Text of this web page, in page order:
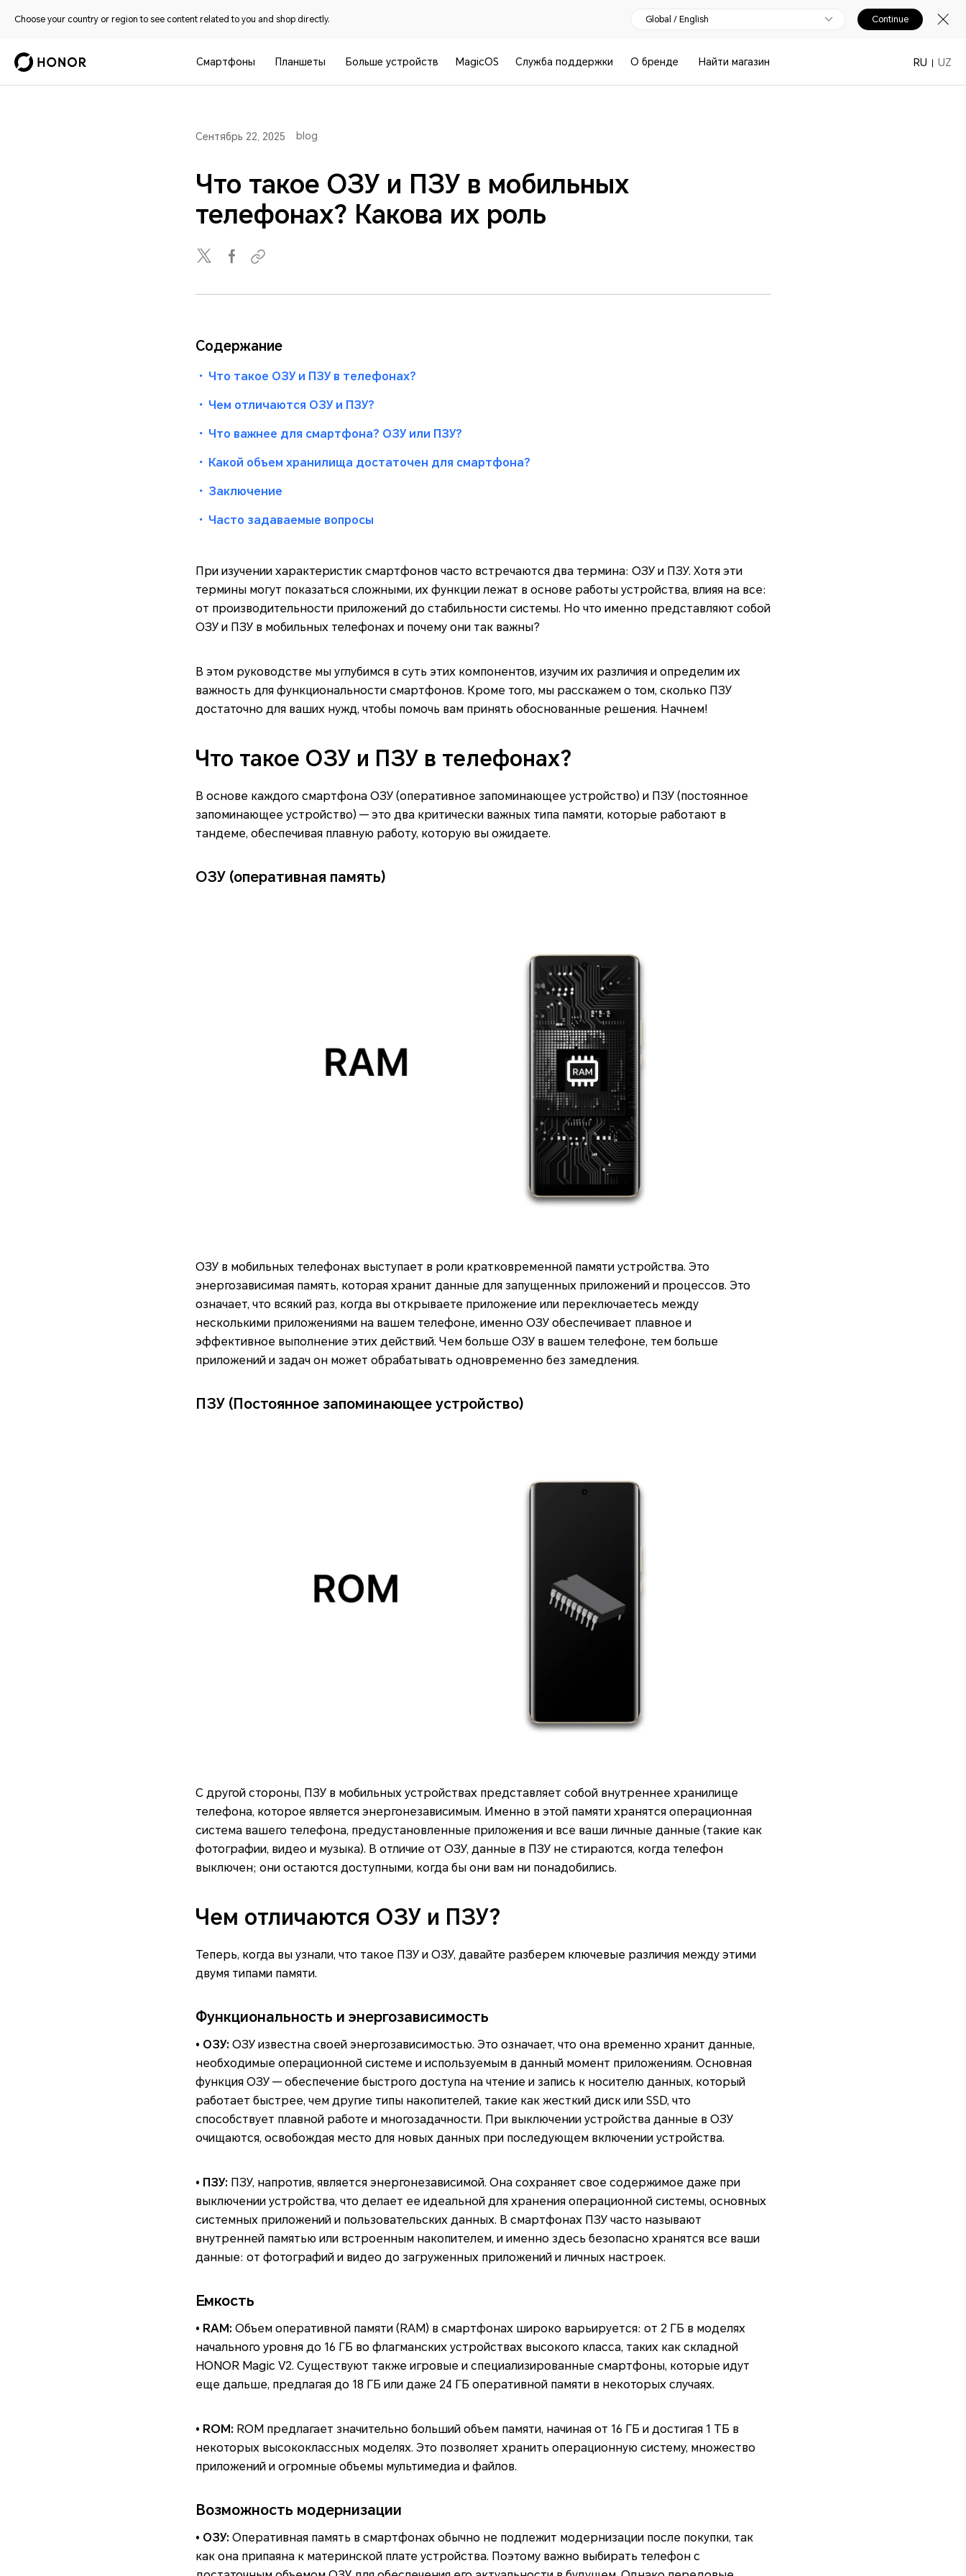
Choose your country or region to see content related to you and shop directly. Global / English Continue
Смартфоны Планшеты Больше устройств MagicOS Служба поддержки О бренде Найти магазин RU UZ
Сентябрь 22, 2025 blog
Что такое ОЗУ и ПЗУ в мобильных
телефонах? Какова их роль
Содержание
・ Что такое ОЗУ и ПЗУ в телефонах?
・ Чем отличаются ОЗУ и ПЗУ?
・ Что важнее для смартфона? ОЗУ или ПЗУ?
・ Какой объем хранилища достаточен для смартфона?
・ Заключение
・ Часто задаваемые вопросы
При изучении характеристик смартфонов часто встречаются два термина: ОЗУ и ПЗУ. Хотя эти
термины могут показаться сложными, их функции лежат в основе работы устройства, влияя на все:
от производительности приложений до стабильности системы. Но что именно представляют собой
ОЗУ и ПЗУ в мобильных телефонах и почему они так важны?
В этом руководстве мы углубимся в суть этих компонентов, изучим их различия и определим их
важность для функциональности смартфонов. Кроме того, мы расскажем о том, сколько ПЗУ
достаточно для ваших нужд, чтобы помочь вам принять обоснованные решения. Начнем!
Что такое ОЗУ и ПЗУ в телефонах?
В основе каждого смартфона ОЗУ (оперативное запоминающее устройство) и ПЗУ (постоянное
запоминающее устройство) — это два критически важных типа памяти, которые работают в
тандеме, обеспечивая плавную работу, которую вы ожидаете.
ОЗУ (оперативная память)
ОЗУ в мобильных телефонах выступает в роли кратковременной памяти устройства. Это
энергозависимая память, которая хранит данные для запущенных приложений и процессов. Это
означает, что всякий раз, когда вы открываете приложение или переключаетесь между
несколькими приложениями на вашем телефоне, именно ОЗУ обеспечивает плавное и
эффективное выполнение этих действий. Чем больше ОЗУ в вашем телефоне, тем больше
приложений и задач он может обрабатывать одновременно без замедления.
ПЗУ (Постоянное запоминающее устройство)
С другой стороны, ПЗУ в мобильных устройствах представляет собой внутреннее хранилище
телефона, которое является энергонезависимым. Именно в этой памяти хранятся операционная
система вашего телефона, предустановленные приложения и все ваши личные данные (такие как
фотографии, видео и музыка). В отличие от ОЗУ, данные в ПЗУ не стираются, когда телефон
выключен; они остаются доступными, когда бы они вам ни понадобились.
Чем отличаются ОЗУ и ПЗУ?
Теперь, когда вы узнали, что такое ПЗУ и ОЗУ, давайте разберем ключевые различия между этими
двумя типами памяти.
Функциональность и энергозависимость
• ОЗУ: ОЗУ известна своей энергозависимостью. Это означает, что она временно хранит данные,
необходимые операционной системе и используемым в данный момент приложениям. Основная
функция ОЗУ — обеспечение быстрого доступа на чтение и запись к носителю данных, который
работает быстрее, чем другие типы накопителей, такие как жесткий диск или SSD, что
способствует плавной работе и многозадачности. При выключении устройства данные в ОЗУ
очищаются, освобождая место для новых данных при последующем включении устройства.
• ПЗУ: ПЗУ, напротив, является энергонезависимой. Она сохраняет свое содержимое даже при
выключении устройства, что делает ее идеальной для хранения операционной системы, основных
системных приложений и пользовательских данных. В смартфонах ПЗУ часто называют
внутренней памятью или встроенным накопителем, и именно здесь безопасно хранятся все ваши
данные: от фотографий и видео до загруженных приложений и личных настроек.
Емкость
• RAM: Объем оперативной памяти (RAM) в смартфонах широко варьируется: от 2 ГБ в моделях
начального уровня до 16 ГБ во флагманских устройствах высокого класса, таких как складной
HONOR Magic V2. Существуют также игровые и специализированные смартфоны, которые идут
еще дальше, предлагая до 18 ГБ или даже 24 ГБ оперативной памяти в некоторых случаях.
• ROM: ROM предлагает значительно больший объем памяти, начиная от 16 ГБ и достигая 1 ТБ в
некоторых высококлассных моделях. Это позволяет хранить операционную систему, множество
приложений и огромные объемы мультимедиа и файлов.
Возможность модернизации
• ОЗУ: Оперативная память в смартфонах обычно не подлежит модернизации после покупки, так
как она припаяна к материнской плате устройства. Поэтому важно выбирать телефон с